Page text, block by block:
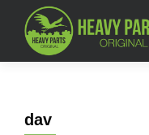
dav